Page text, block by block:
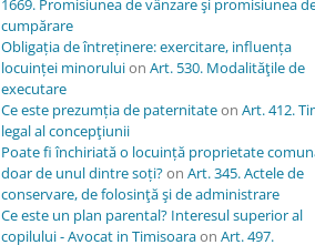
1669. Promisiunea de vânzare şi promisiunea
cumpărare
Obligația de întreținere: exercitare, influența
locuinței minoruluion Art. 530. Modalităţile de
executare
Ce este prezumția de paternitateon Art. 412.
legal al concepţiunii
Poate fi închiriată o locuință proprietate
doar de unul dintre soți?on Art. 345. Actele de
conservare, de folosinţă şi de administrare
Ce este un plan parental? Interesul superior al
copilului - Avocat in Timisoaraon Art. 497.